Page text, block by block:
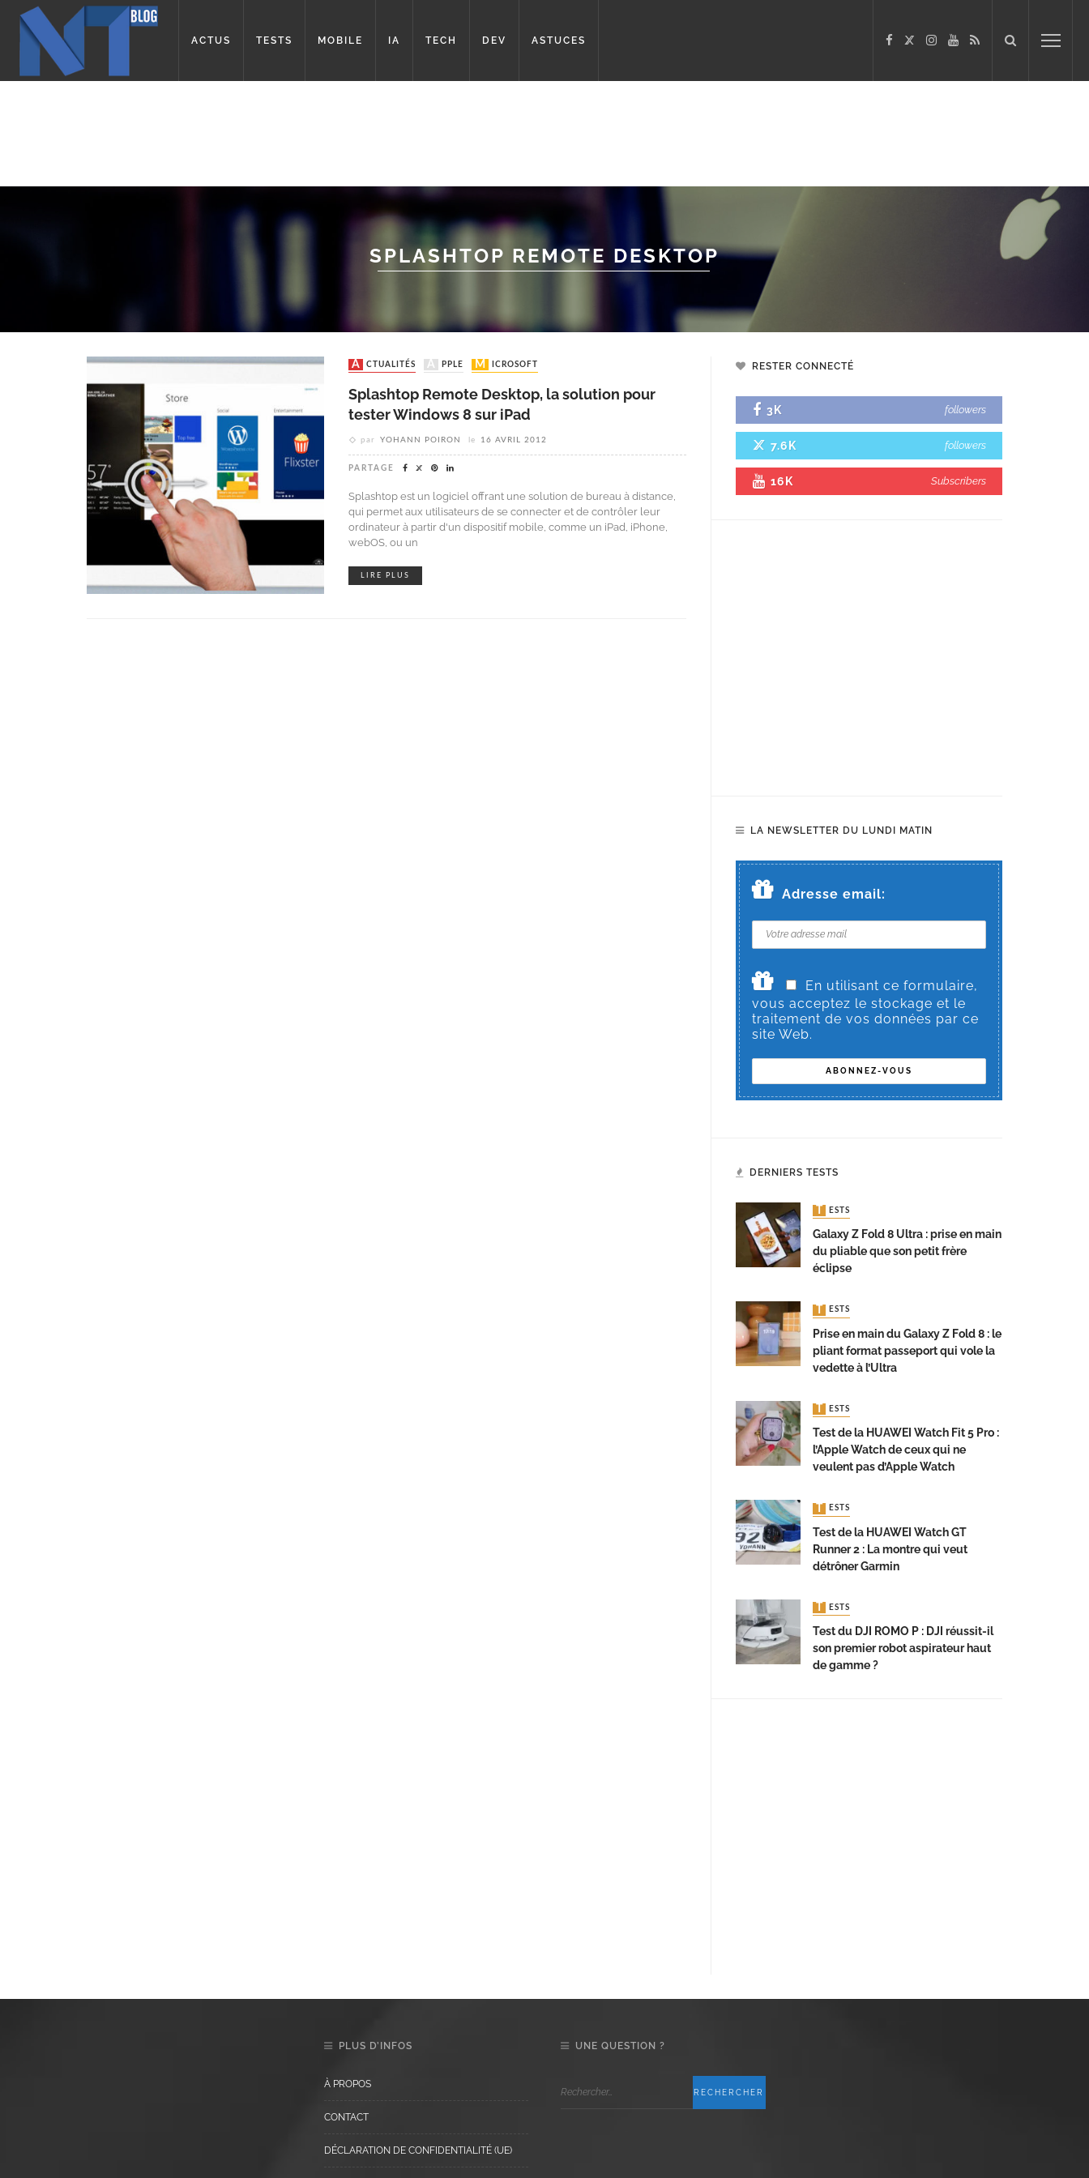
ACTUS TESTS MOBILE IA TECH DEV ASTUCES
SPLASHTOP REMOTE DESKTOP
ACTUALITÉS APPLE MICROSOFT
Splashtop Remote Desktop, la solution pour
tester Windows 8 sur iPad
par YOHANN POIRON le 16 AVRIL 2012
PARTAGE
Splashtop est un logiciel offrant une solution de bureau à distance,
qui permet aux utilisateurs de se connecter et de contrôler leur
ordinateur à partir d'un dispositif mobile, comme un iPad, iPhone,
webOS, ou un
LIRE PLUS
RESTER CONNECTÉ
3K followers
7.6K followers
16K Subscribers
LA NEWSLETTER DU LUNDI MATIN
Adresse email:
En utilisant ce formulaire,
vous acceptez le stockage et le
traitement de vos données par ce
site Web.
DERNIERS TESTS
TESTS
Galaxy Z Fold 8 Ultra : prise en main
du pliable que son petit frère
éclipse
TESTS
Prise en main du Galaxy Z Fold 8 : le
pliant format passeport qui vole la
vedette à l’Ultra
TESTS
Test de la HUAWEI Watch Fit 5 Pro :
l’Apple Watch de ceux qui ne
veulent pas d’Apple Watch
TESTS
Test de la HUAWEI Watch GT
Runner 2 : La montre qui veut
détrôner Garmin
TESTS
Test du DJI ROMO P : DJI réussit-il
son premier robot aspirateur haut
de gamme ?
PLUS D’INFOS
À PROPOS
CONTACT
DÉCLARATION DE CONFIDENTIALITÉ (UE)
UNE QUESTION ?